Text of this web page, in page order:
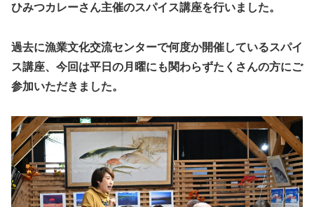
ひみつカレーさん主催のスパイス講座を行いました。
過去に漁業文化交流センターで何度か開催しているスパイ
ス講座、今回は平日の月曜にも関わらずたくさんの方にご
参加いただきました。